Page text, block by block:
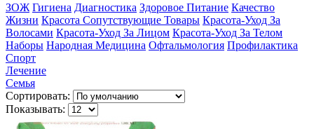
ЗОЖ Гигиена Диагностика Здоровое Питание Качество
Жизни Красота Сопутствующие Товары Красота-Уход За
Волосами Красота-Уход За Лицом Красота-Уход За Телом
Наборы Народная Медицина Офтальмология Профилактика
Спорт
Лечение
Семья
Сортировать:
Показывать: